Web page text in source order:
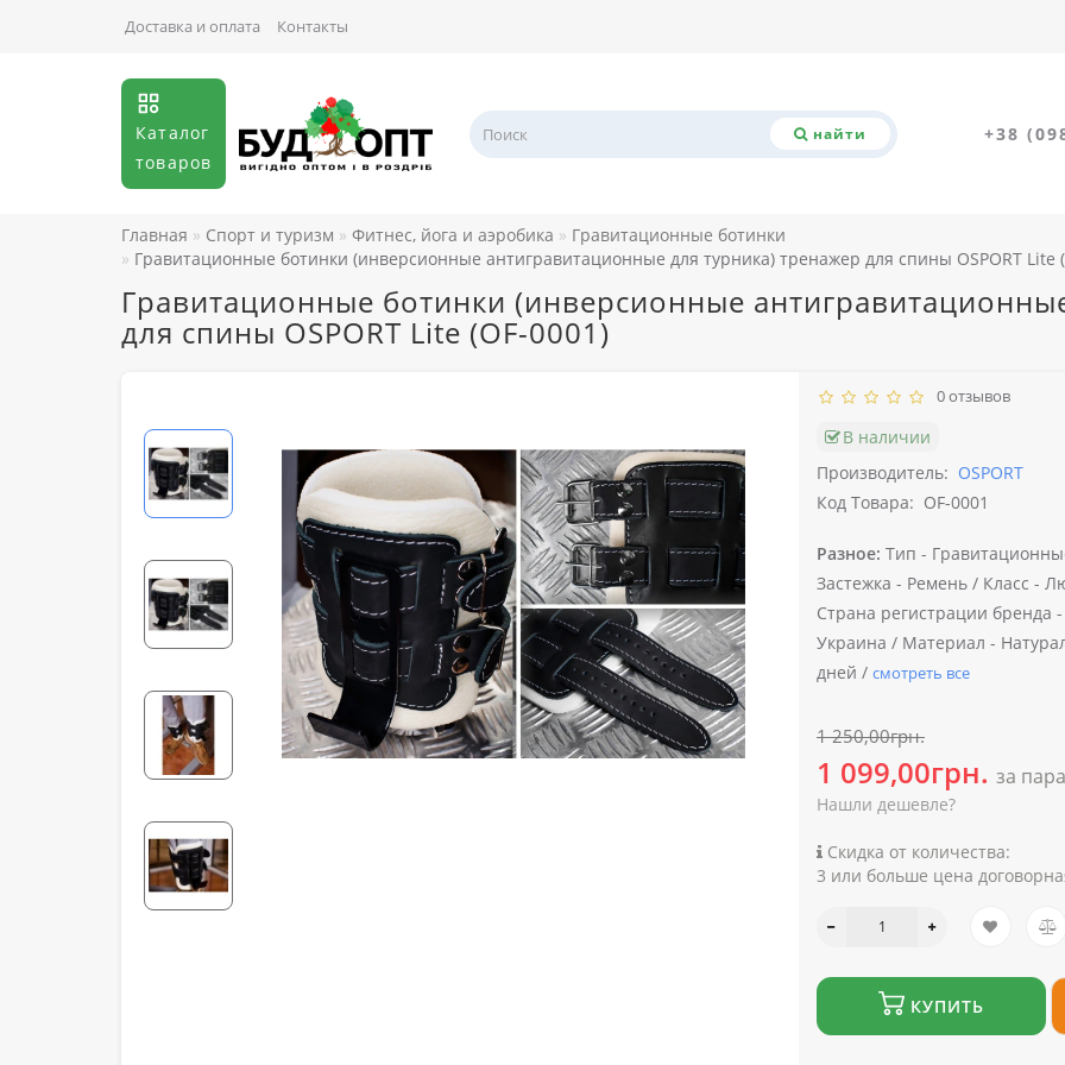
Доставка и оплата Контакты
Каталог
товаров
найти +38
Главная Спорт и туризм Фитнес, йога и аэробика
Гравитационные ботинки
Гравитационные ботинки (инверсионные антигравитационные для турника) тренажер для спины OSPORT Lite
Гравитационные ботинки (инверсионные
для спины OSPORT Lite (OF-0001)
0 отзывов
В наличии
Производитель: OSPORT
Код Товара: OF-0001
Разное: Тип -
Застежка - Ремень / Класс -
Страна регистрации бренда -
Украина / Материал -
дней / смотреть все
1 250,00грн.
1 099,00грн. за пара
Нашли дешевле?
Скидка от количества:
3 или больше цена
КУПИТЬ